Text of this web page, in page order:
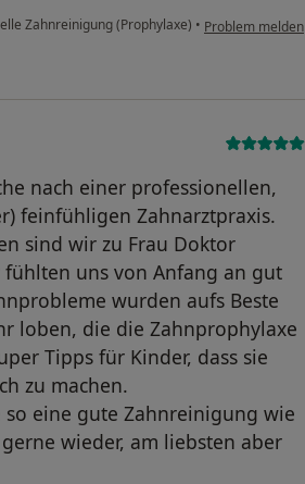
Zahnreinigung (Prophylaxe) • Problem melden
nach einer professionellen,
feinfühligen Zahnarztpraxis.
sind wir zu Frau Doktor
uns von Anfang an gut
wurden aufs Beste
loben, die die Zahnprophylaxe
Tipps für Kinder, dass sie
zu machen.
so eine gute Zahnreinigung wie
wieder, am liebsten aber